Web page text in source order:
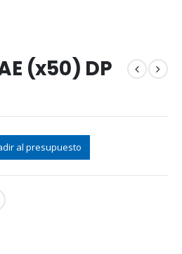
(x50) DP
al presupuesto